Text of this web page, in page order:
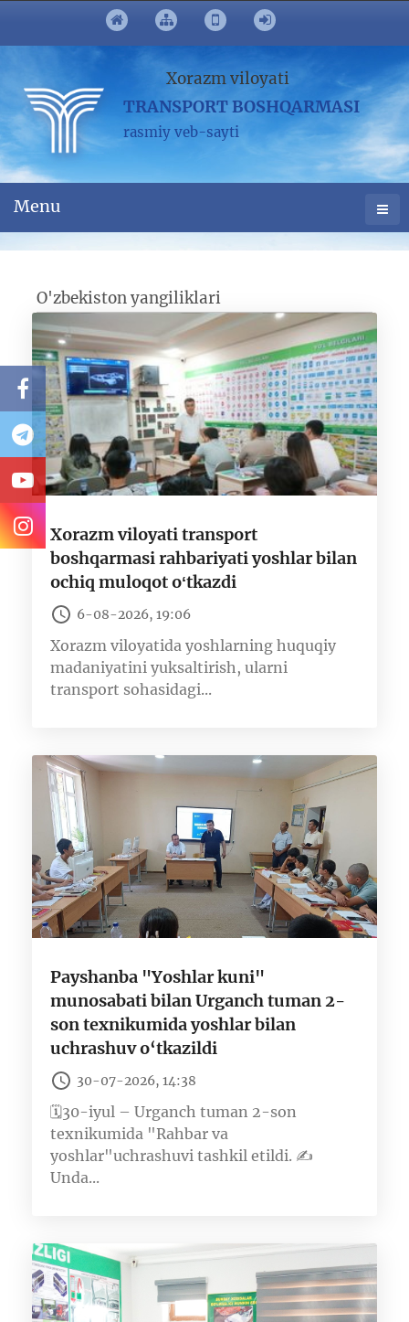
Xorazm viloyati
TRANSPORT BOSHQARMASI
rasmiy veb-sayti
Menu
O'zbekiston yangiliklari
Xorazm viloyati transport
boshqarmasi rahbariyati yoshlar bilan
ochiq muloqot oʻtkazdi
6-08-2026, 19:06
Xorazm viloyatida yoshlarning huquqiy
madaniyatini yuksaltirish, ularni
transport sohasidagi...
Payshanba "Yoshlar kuni"
munosabati bilan Urganch tuman 2-
son texnikumida yoshlar bilan
uchrashuv o‘tkazildi
30-07-2026, 14:38
🗓30-iyul – Urganch tuman 2-son
texnikumida "Rahbar va
yoshlar"uchrashuvi tashkil etildi. ✍️
Unda...